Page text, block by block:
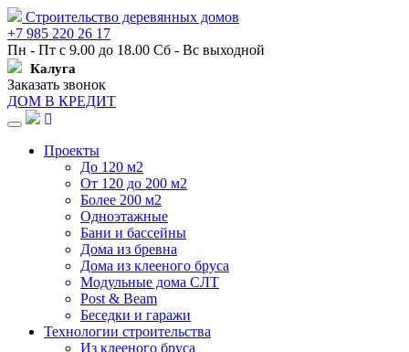
Строительство деревянных домов
+7 985 220 26 17
Пн - Пт с 9.00 до 18.00 Сб - Вс выходной
Калуга
Заказать звонок
ДОМ В КРЕДИТ
Навигация
Проекты
До 120 м2
От 120 до 200 м2
Более 200 м2
Одноэтажные
Бани и бассейны
Дома из бревна
Дома из клееного бруса
Модульные дома СЛТ
Post & Beam
Беседки и гаражи
Технологии строительства
Из клееного бруса